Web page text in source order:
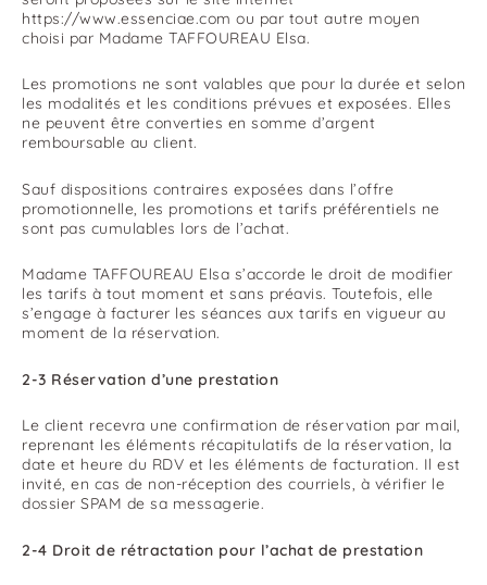
https://www.essenciae.com ou par tout autre moyen
choisi par Madame TAFFOUREAU Elsa.
Les promotions ne sont valables que pour la durée et selon
les modalités et les conditions prévues et exposées. Elles
ne peuvent être converties en somme d’argent
remboursable au client.
Sauf dispositions contraires exposées dans l’offre
promotionnelle, les promotions et tarifs préférentiels ne
sont pas cumulables lors de l’achat.
Madame TAFFOUREAU Elsa s’accorde le droit de modifier
les tarifs à tout moment et sans préavis. Toutefois, elle
s’engage à facturer les séances aux tarifs en vigueur au
moment de la réservation.
2-3 Réservation d’une prestation
Le client recevra une confirmation de réservation par mail,
reprenant les éléments récapitulatifs de la réservation, la
date et heure du RDV et les éléments de facturation. Il est
invité, en cas de non-réception des courriels, à vérifier le
dossier SPAM de sa messagerie.
2-4 Droit de rétractation pour l’achat de prestation